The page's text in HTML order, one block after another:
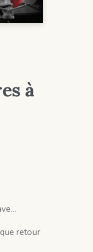
à
retour